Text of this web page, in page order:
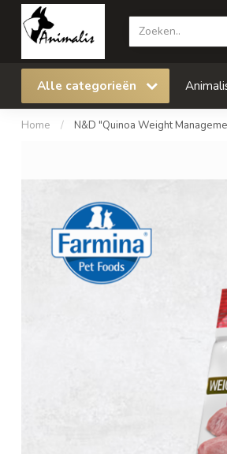
Alle categorieën
Home / N&D "Quinoa Weight